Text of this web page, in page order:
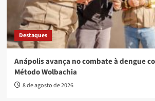
Destaques
Anápolis avança no combate à dengue
Método Wolbachia
8 de agosto de 2026